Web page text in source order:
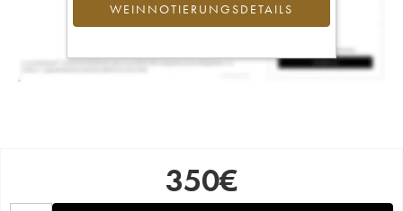
WEINNOTIERUNGSDETAILS
350€